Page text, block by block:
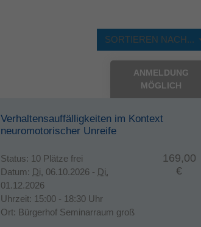
SORTIEREN NACH...
ANMELDUNG
MÖGLICH
Verhaltensauffälligkeiten im Kontext
neuromotorischer Unreife
Status: 10 Plätze frei
Datum: Di. 06.10.2026 - Di.
01.12.2026
Uhrzeit: 15:00 - 18:30 Uhr
Ort: Bürgerhof Seminarraum groß
169,00
€